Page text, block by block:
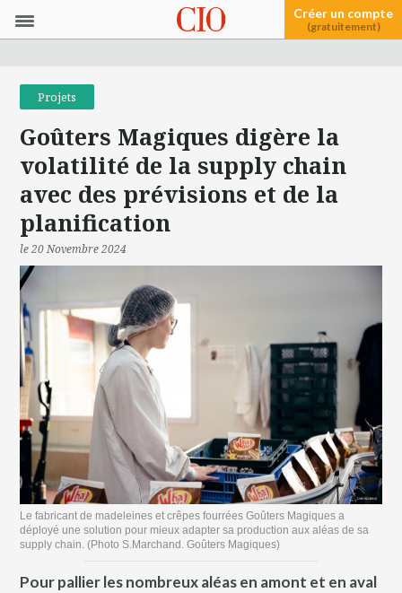
Créer un compte
(gratuitement)
Projets
Goûters Magiques digère la
volatilité de la supply chain
avec des prévisions et de la
planification
le 20 Novembre 2024
Le fabricant de madeleines et crêpes fourrées Goûters Magiques a
déployé une solution pour mieux adapter sa production aux aléas de sa
supply chain. (Photo S.Marchand. Goûters Magiques)
Pour pallier les nombreux aléas en amont et en aval